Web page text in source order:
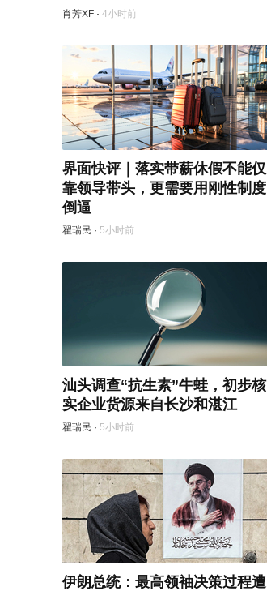
肖芳XF · 4小时前
界面快评｜落实带薪休假不能仅
靠领导带头，更需要用刚性制度
倒逼
翟瑞民 · 5小时前
汕头调查“抗生素”牛蛙，初步核
实企业货源来自长沙和湛江
翟瑞民 · 5小时前
伊朗总统：最高领袖决策过程遭